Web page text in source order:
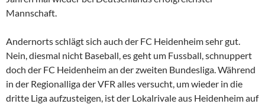
Mannschaft.
Andernorts schlägt sich auch der FC Heidenheim sehr gut.
Nein, diesmal nicht Baseball, es geht um Fussball, schnuppert
doch der FC Heidenheim an der zweiten Bundesliga. Während
in der Regionalliga der VFR alles versucht, um wieder in die
dritte Liga aufzusteigen, ist der Lokalrivale aus Heidenheim auf